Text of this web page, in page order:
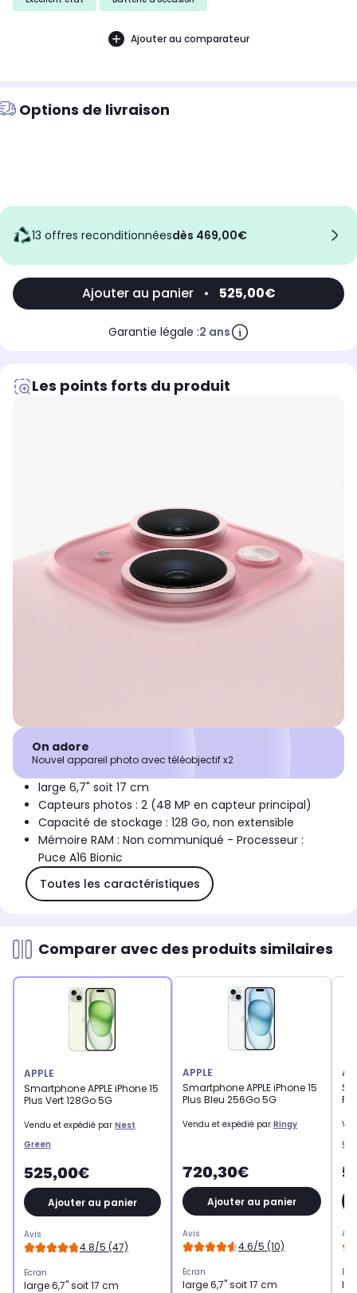
Ajouter au comparateur
Options de livraison
13 offres reconditionnées dès 469,00€
Ajouter au panier • 525,00€
Garantie légale :2 ans
Les points forts du produit
On adore
Nouvel appareil photo avec téléobjectif x2
large 6,7" soit 17 cm
Capteurs photos : 2 (48 MP en capteur principal)
Capacité de stockage : 128 Go, non extensible
Mémoire RAM : Non communiqué - Processeur :
Puce A16 Bionic
Toutes les caractéristiques
Comparer avec des produits similaires
APPLE
Smartphone APPLE iPhone 15
Plus Vert 128Go 5G
Vendu et expédié par Nest
Green
525,00€
Ajouter au panier
Avis
4.8/5 (47)
Ecran
large 6,7" soit 17 cm
APPLE
Smartphone APPLE iPhone 15
Plus Bleu 256Go 5G
Vendu et expédié par Ringy
720,30€
Ajouter au panier
Avis
4.6/5 (10)
Ecran
large 6,7" soit 17 cm